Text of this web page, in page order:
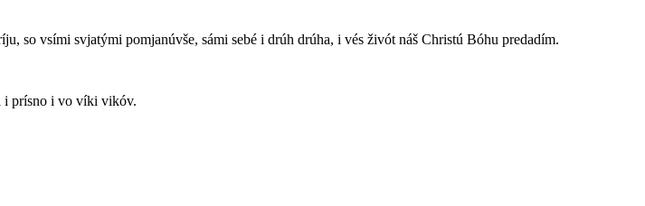
so vsími svjatými pomjanúvše, sámi sebé i drúh drúha, i vés živót náš Christú Bóhu predadím.
i prísno i vo víki vikóv.